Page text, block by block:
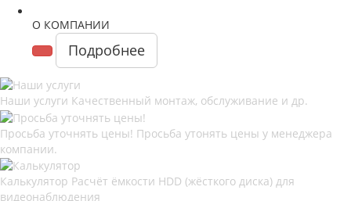
О КОМПАНИИ
Подробнее
Наши услуги Качественный монтаж, обслуживание и др.
Просьба уточнять цены! Просьба утонять цены у менеджера
компании.
Калькулятор Расчёт ёмкости HDD (жёсткого диска) для
видеонаблюдения